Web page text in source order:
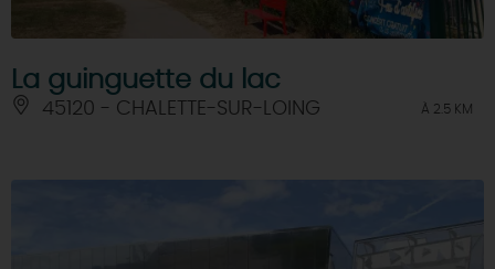
La guinguette du lac
45120 - CHALETTE-SUR-LOING À 2.5 KM